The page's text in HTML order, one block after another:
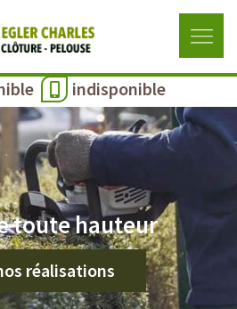
indisponible
toute hauteur
réalisations